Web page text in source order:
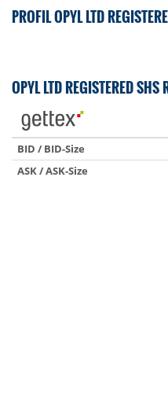
PROFIL OPYL LTD
OPYL LTD REGISTERED SHS
BID / BID-Size
ASK / ASK-Size